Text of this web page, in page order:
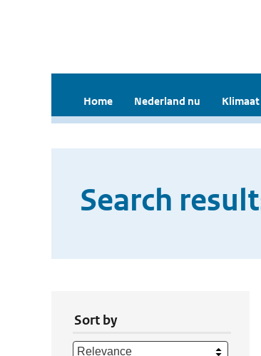
Home Nederland nu Klimaat
Search
Sort by